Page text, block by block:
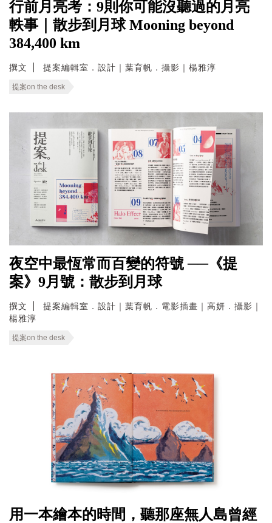
行前月亮考：9則你可能沒聽過的月亮
軼事｜散步到月球 Mooning beyond
384,400 km
撰文 提案編輯室．設計｜葉育帆．攝影｜楊雅淳
提案on the desk
夜空中最恆常而百變的符號 ──《提
案》9月號：散步到月球
撰文
提案編輯室．設計｜葉育帆．電影插畫｜高妍．攝影｜
楊雅淳
提案on the desk
用一本繪本的時間，聽那座無人島曾經